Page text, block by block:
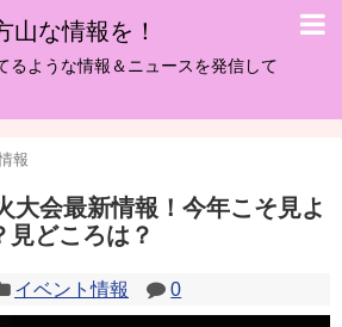
山な情報を！
るような情報＆ニュースを発信して
報
大会最新情報！今年こそ見よ
見どころは？
イベント情報 0